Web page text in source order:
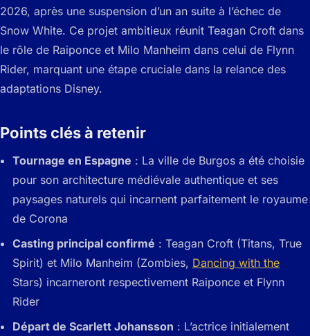
2026, après une suspension d’un an suite à l’échec de
Snow White. Ce projet ambitieux réunit Teagan Croft dans
le rôle de Raiponce et Milo Manheim dans celui de Flynn
Rider, marquant une étape cruciale dans la relance des
adaptations Disney.
Points clés à retenir
Tournage en Espagne : La ville de Burgos a été choisie
pour son architecture médiévale authentique et ses
paysages naturels qui incarnent parfaitement le royaume
de Corona
Casting principal confirmé : Teagan Croft (Titans, True
Spirit) et Milo Manheim (Zombies, Dancing with the
Stars) incarneront respectivement Raiponce et Flynn
Rider
Départ de Scarlett Johansson : L’actrice initialement